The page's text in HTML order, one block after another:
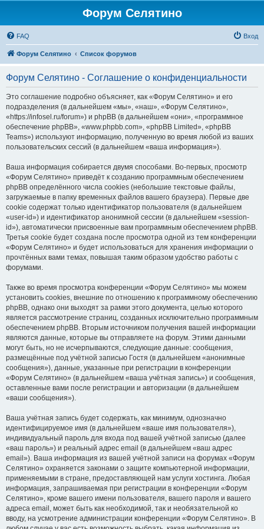
Форум Селятино
FAQ Вход
Форум Селятино Список форумов
Форум Селятино - Соглашение о конфиденциальности
Это соглашение подробно объясняет, как «Форум Селятино» и его
подразделения (в дальнейшем «мы», «наш», «Форум Селятино»,
«https://infosel.ru/forum») и phpBB (в дальнейшем «они», «программное
обеспечение phpBB», «www.phpbb.com», «phpBB Limited», «phpBB
Teams») используют информацию, полученную во время любой из ваших
пользовательских сессий (в дальнейшем «ваша информация»).
Ваша информация собирается двумя способами. Во-первых, просмотр
«Форум Селятино» приведёт к созданию программным обеспечением
phpBB определённого числа cookies (небольшие текстовые файлы,
загружаемые в папку временных файлов вашего браузера). Первые две
cookie содержат только идентификатор пользователя (в дальнейшем
«user-id») и идентификатор анонимной сессии (в дальнейшем «session-
id»), автоматически присвоенные вам программным обеспечением phpBB.
Третья cookie будет создана после просмотра одной из тем конференции
«Форум Селятино» и будет использоваться для хранения информации о
прочтённых вами темах, повышая таким образом удобство работы с
форумами.
Также во время просмотра конференции «Форум Селятино» мы можем
установить cookies, внешние по отношению к программному обеспечению
phpBB, однако они выходят за рамки этого документа, целью которого
является рассмотрение страниц, созданных исключительно программным
обеспечением phpBB. Вторым источником получения вашей информации
являются данные, которые вы отправляете на форум. Этими данными
могут быть, но не исчерпываются, следующие данные: сообщения,
размещённые под учётной записью Гостя (в дальнейшем «анонимные
сообщения»), данные, указанные при регистрации в конференции
«Форум Селятино» (в дальнейшем «ваша учётная запись») и сообщения,
оставленные вами после регистрации и авторизации (в дальнейшем
«ваши сообщения»).
Ваша учётная запись будет содержать, как минимум, однозначно
идентифицируемое имя (в дальнейшем «ваше имя пользователя»),
индивидуальный пароль для входа под вашей учётной записью (далее
«ваш пароль») и реальный адрес email (в дальнейшем «ваш адрес
email»). Ваша информация из вашей учётной записи на форумах «Форум
Селятино» охраняется законами о защите компьютерной информации,
применяемыми в стране, предоставляющей нам услуги хостинга. Любая
информация, запрашиваемая при регистрации в конференции «Форум
Селятино», кроме вашего имени пользователя, вашего пароля и вашего
адреса email, может быть как необходимой, так и необязательной ко
вводу, на усмотрение администрации конференции «Форум Селятино». В